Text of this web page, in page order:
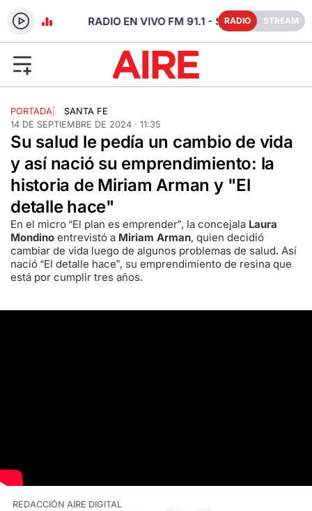
FE RADIO STREAM
PORTADA
SANTA FE
14 DE SEPTIEMBRE DE 2024 · 11:35
Su salud le pedía un cambio de vida
y así nació su emprendimiento: la
historia de Miriam Arman y "El
detalle hace"
En el micro “El plan es emprender”, la concejala Laura
Mondino entrevistó a Miriam Arman, quien decidió
cambiar de vida luego de algunos problemas de salud. Así
nació “El detalle hace”, su emprendimiento de resina que
está por cumplir tres años.
REDACCIÓN AIRE DIGITAL